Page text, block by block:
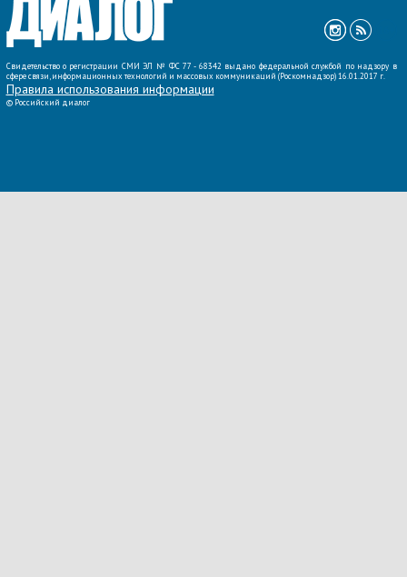
Свидетельство о регистрации СМИ ЭЛ № ФС 77 - 68342 выдано федеральной службой по надзору в
сфере связи, информационных технологий и массовых коммуникаций (Роскомнадзор) 16.01.2017 г.
Правила использования информации
© Российский диалог